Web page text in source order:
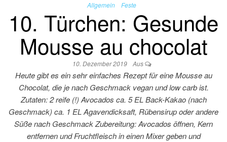
Allgemein Feste
10. Türchen: Gesunde
Mousse au chocolat
10. Dezember 2019 Aus
Heute gibt es ein sehr einfaches Rezept für eine Mousse au
Chocolat, die je nach Geschmack vegan und low carb ist.
Zutaten: 2 reife (!) Avocados ca. 5 EL Back-Kakao (nach
Geschmack) ca. 1 EL Agavendicksaft, Rübensirup oder andere
Süße nach Geschmack Zubereitung: Avocados öffnen, Kern
entfernen und Fruchtfleisch in einen Mixer geben und